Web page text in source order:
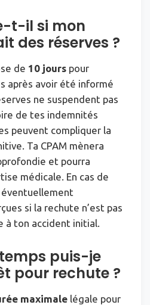
t-il si mon
des réserves ?
de 10 jours pour
après avoir été informé
ne suspendent pas
de tes indemnités
peuvent compliquer la
Ta CPAM mènera
et pourra
médicale. En cas de
si la rechute n’est pas
à ton accident initial.
puis-je
pour rechute ?
maximale légale pour